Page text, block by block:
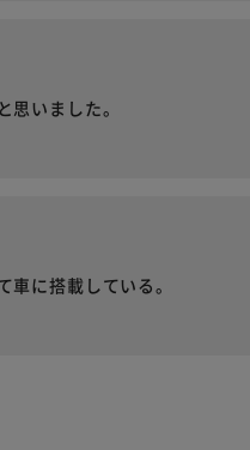
思いました。
車に搭載している。